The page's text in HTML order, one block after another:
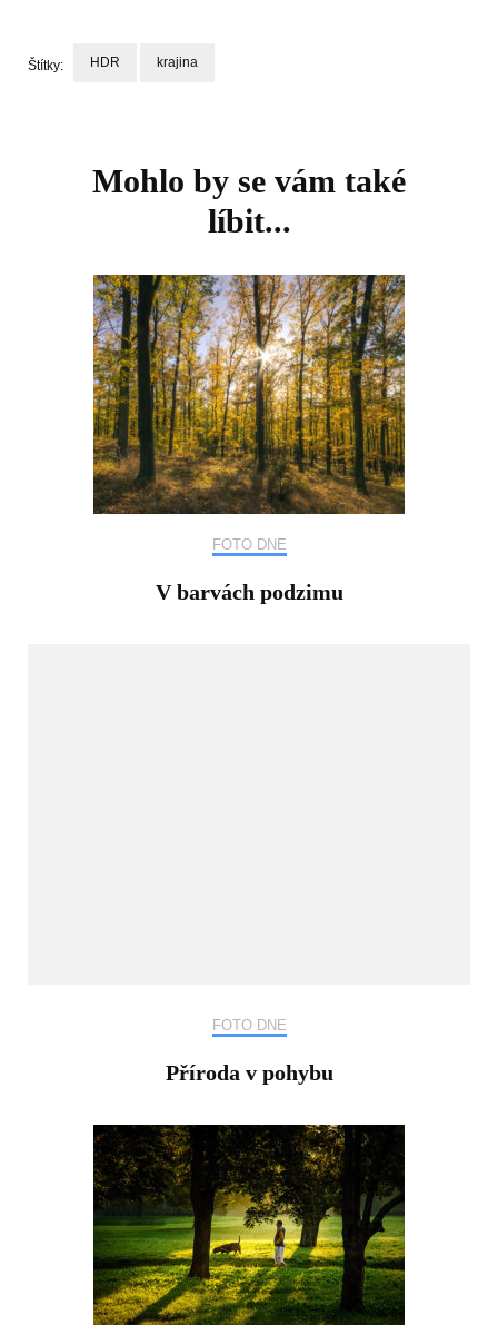
Štítky: HDR krajina
Mohlo by se vám také
líbit...
FOTO DNE
V barvách podzimu
FOTO DNE
Příroda v pohybu